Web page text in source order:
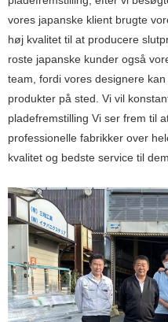
vores japanske klient brugte
høj kvalitet til at producere
roste japanske kunder også
team, fordi vores designere
produkter på sted. Vi vil
pladefremstilling Vi ser frem til
professionelle fabrikker over
kvalitet og bedste service til dem.